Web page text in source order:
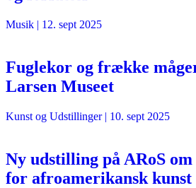
Musik | 12. sept 2025
Fuglekor og frække
Larsen Museet
Kunst og Udstillinger| 10. sept 2025
Ny udstilling på ARoS om
for afroamerikansk kunst